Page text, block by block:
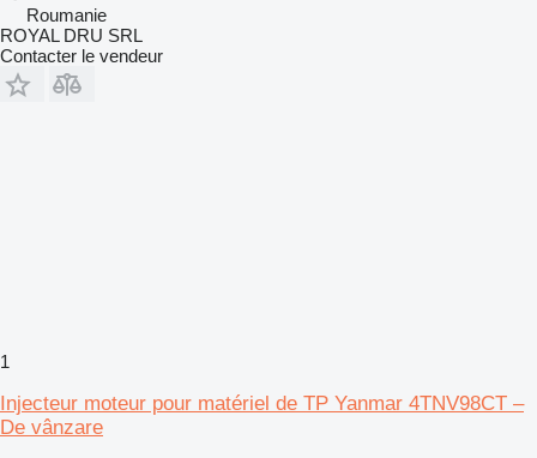
Roumanie
ROYAL DRU SRL
Contacter le vendeur
1
Injecteur moteur pour matériel de TP Yanmar 4TNV98CT –
De vânzare